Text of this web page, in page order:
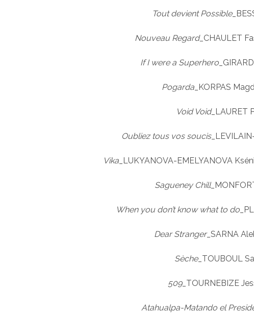
Tout devient Possible
Nouveau Regard_ CHAULET
If I were a Superhero
Pogarda _KORPAS
Void Void_ LAURET
Oubliez tous vos soucis
Vika_LUKYANOVA-EMELYANOVA
Sagueney Chill
When you don’t know what to do
Dear Stranger_SARNA
Sèche_TOUBOUL
509_TOURNEBIZE
Atahualpa-Matando el